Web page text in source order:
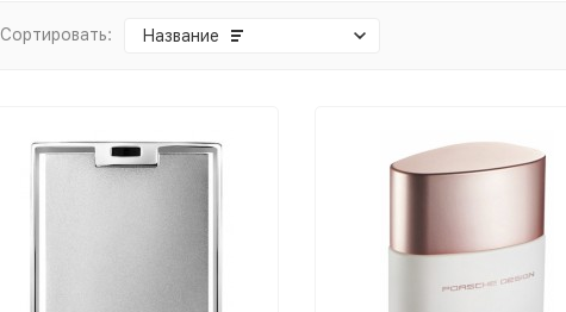
Сортировать: Название